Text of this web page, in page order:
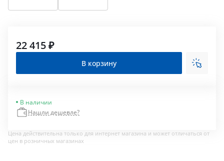
22 415 ₽
В корзину
В наличии
Нашли дешевле?
Цена действительна только для интернет магазина и может отличаться от
цен в розничных магазинах